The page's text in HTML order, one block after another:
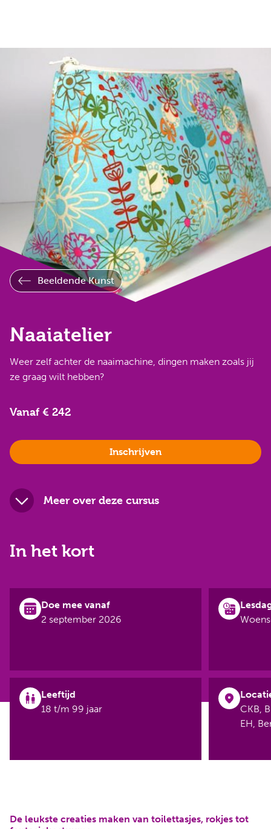
Beeldende Kunst
Naaiatelier
Weer zelf achter de naaimachine, dingen maken zoals jij
ze graag wilt hebben?
Vanaf € 242
Inschrijven
Meer over deze cursus
In het kort
Doe mee vanaf
2 september 2026
Leeftijd
18 t/m 99 jaar
CKB,
EH,
De leukste creaties maken van toilettasjes, rokjes tot